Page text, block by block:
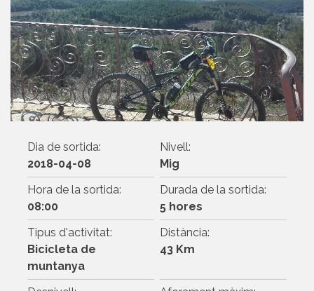
Dia de sortida:
2018-04-08
Nivell:
Mig
Hora de la sortida:
08:00
Durada de la sortida:
5 hores
Tipus d'activitat:
Bicicleta de
muntanya
Distància:
43 Km